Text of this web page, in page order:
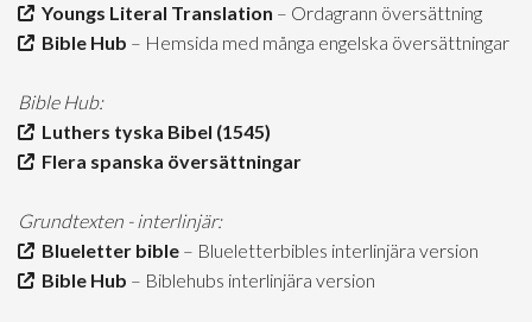
Youngs Literal Translation – Ordagrann översättning
Bible Hub – Hemsida med många engelska översättningar
Bible Hub:
Luthers tyska Bibel (1545)
Flera spanska översättningar
Grundtexten - interlinjär:
Blueletter bible – Blueletterbibles interlinjära version
Bible Hub – Biblehubs interlinjära version